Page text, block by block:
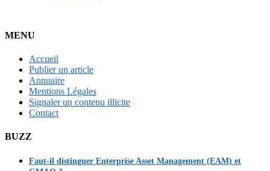
MENU
Accueil
Publier un article
Annuaire
Mentions Légales
Signaler un contenu illicite
Contact
BUZZ
Faut-il distinguer Enterprise Asset Management (EAM) et